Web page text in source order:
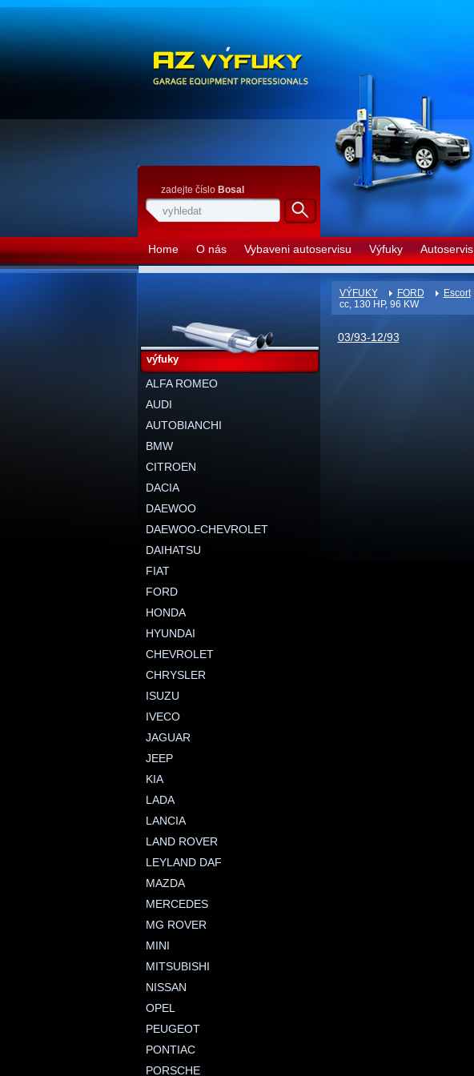
Home O nás Vybaveni autoservisu Výfuky Autoservis
zadejte číslo Bosal
VÝFUKY FORD Escort
cc, 130 HP, 96 KW
03/93-12/93
výfuky
ALFA ROMEO
AUDI
AUTOBIANCHI
BMW
CITROEN
DACIA
DAEWOO
DAEWOO-CHEVROLET
DAIHATSU
FIAT
FORD
HONDA
HYUNDAI
CHEVROLET
CHRYSLER
ISUZU
IVECO
JAGUAR
JEEP
KIA
LADA
LANCIA
LAND ROVER
LEYLAND DAF
MAZDA
MERCEDES
MG ROVER
MINI
MITSUBISHI
NISSAN
OPEL
PEUGEOT
PONTIAC
PORSCHE